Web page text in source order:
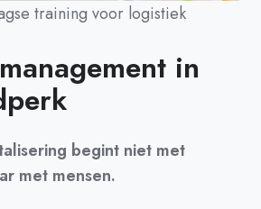
training voor logistiek
in
begint niet met
met mensen.